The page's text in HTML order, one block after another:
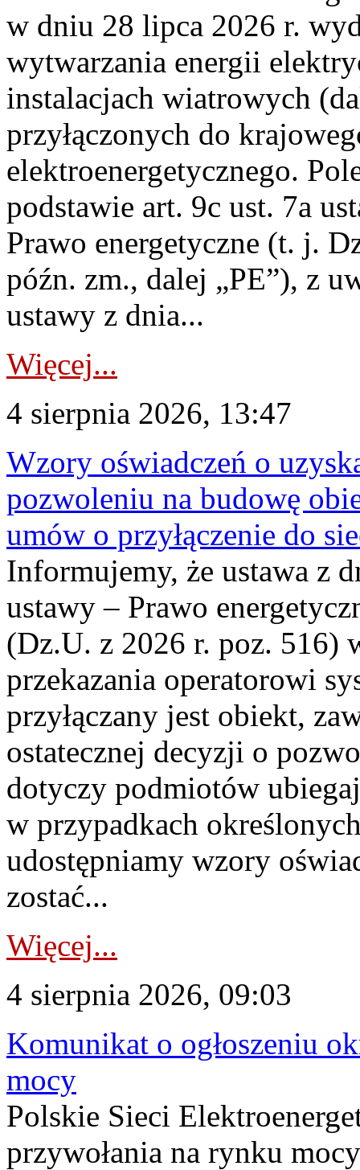
w dniu 28 lipca 2026 r.
wytwarzania energii
instalacjach wiatrowych
przyłączonych do
elektroenergetycznego.
podstawie art. 9c ust. 7a
Prawo energetyczne (t. j.
późn. zm., dalej „PE”), z
ustawy z dnia...
Więcej...
4 sierpnia 2026, 13:47
Wzory oświadczeń o
pozwoleniu na budowę
umów o przyłączenie do
Informujemy, że ustawa z
ustawy – Prawo
(Dz.U. z 2026 r. poz. 516)
przekazania operatorowi
przyłączany jest obiekt,
ostatecznej decyzji o
dotyczy podmiotów
w przypadkach
udostępniamy wzory
zostać...
Więcej...
4 sierpnia 2026, 09:03
Komunikat o ogłoszeniu
mocy
Polskie Sieci
przywołania na rynku